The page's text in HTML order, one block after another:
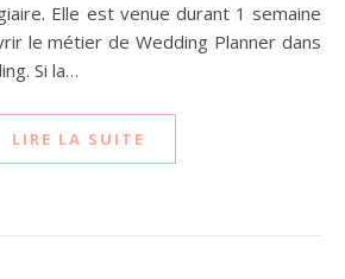
Elle est venue durant 1 semaine
le métier de Wedding Planner dans
Si la…
LIRE LA SUITE